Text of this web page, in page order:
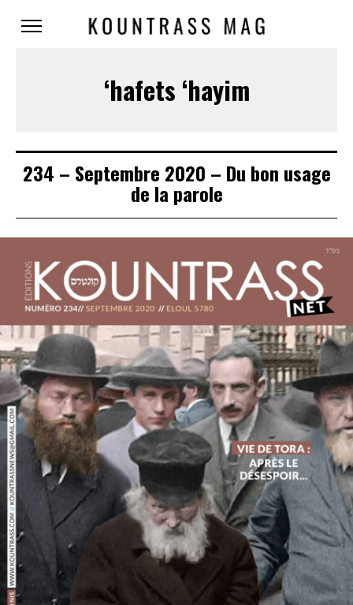
‘hafets ‘hayim
234 – Septembre 2020 – Du bon usage
de la parole